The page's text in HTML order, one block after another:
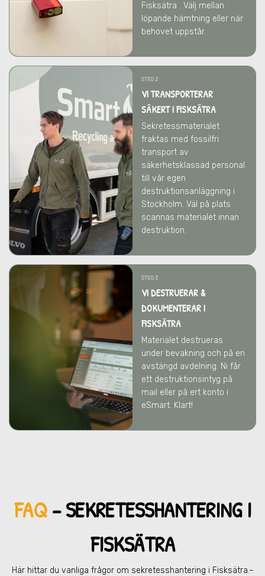
Fisksätra . Välj mellan
löpande hämtning eller när
behovet uppstår.
STEG 2
VI TRANSPORTERAR
SÄKERT I FISKSÄTRA
Sekretessmaterialet
fraktas med fossilfri
transport av
säkerhetsklassad personal
till vår egen
destruktionsanläggning i
Stockholm. Väl på plats
scannas materialet innan
destruktion.
STEG 3
VI DESTRUERAR &
DOKUMENTERAR I
FISKSÄTRA
Materialet destrueras
under bevakning och på en
avstängd avdelning. Ni får
ett destruktionsintyg på
mail eller på ert konto i
eSmart. Klart!
FAQ– SEKRETESSHANTERING I
FISKSÄTRA
Här hittar du vanliga frågor om sekretesshantering i Fisksätra.–